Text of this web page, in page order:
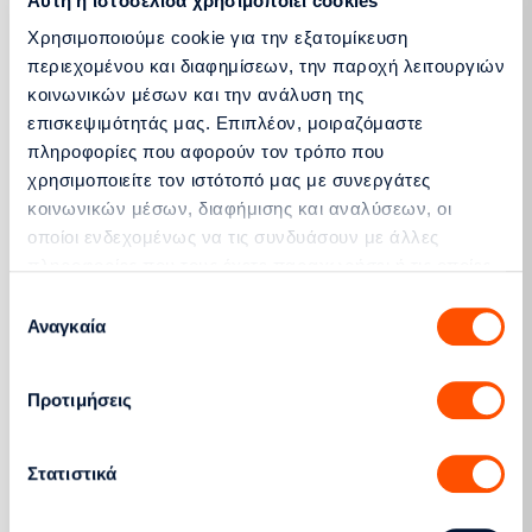
Χρησιμοποιούμε cookie για την εξατομίκευση
περιεχομένου και διαφημίσεων, την παροχή λειτουργιών
κοινωνικών μέσων και την ανάλυση της
επισκεψιμότητάς μας. Επιπλέον, μοιραζόμαστε
πληροφορίες που αφορούν τον τρόπο που
χρησιμοποιείτε τον ιστότοπό μας με συνεργάτες
κοινωνικών μέσων, διαφήμισης και αναλύσεων, οι
οποίοι ενδεχομένως να τις συνδυάσουν με άλλες
των υπηρεσιών τους.
συγκατάθεσης
Αναγκαία
Προτιμήσεις
Στατιστικά
14.07.26
Μη Διασυνδεδεμένα Νησιά
Ανακοίνωση του ΔΕΔΔΗΕ, ως Διαχειριστή Μη
Διασυνδεδεμένων Νησιών (ΜΔΝ), σχετικά με
Κρήτης (Μάιος 2026)